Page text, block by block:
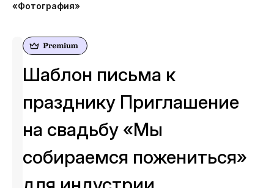
«Фотография»
Шаблон письма к
празднику Приглашение
на свадьбу «Мы
собираемся пожениться»